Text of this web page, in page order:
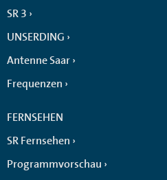
SR 3
UNSERDING
Antenne Saar
Frequenzen
FERNSEHEN
SR Fernsehen
Programmvorschau